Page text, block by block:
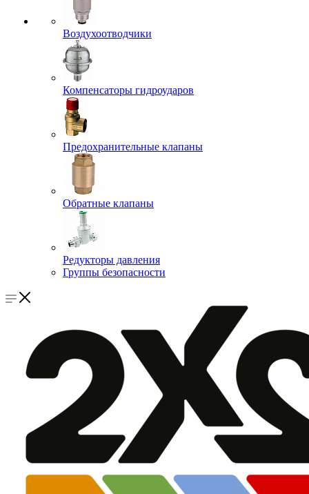
Воздухоотводчики
Компенсаторы гидроударов
Предохранительные клапаны
Обратные клапаны
Редукторы давления
Группы безопасности